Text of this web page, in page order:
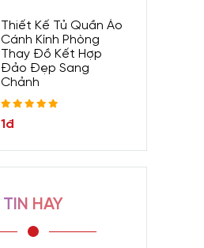
Thiết Kế Tủ Quần Áo
Cánh Kính Phòng
Thay Đồ Kết Hợp
Đảo Đẹp Sang
Chảnh
1đ
TIN HAY